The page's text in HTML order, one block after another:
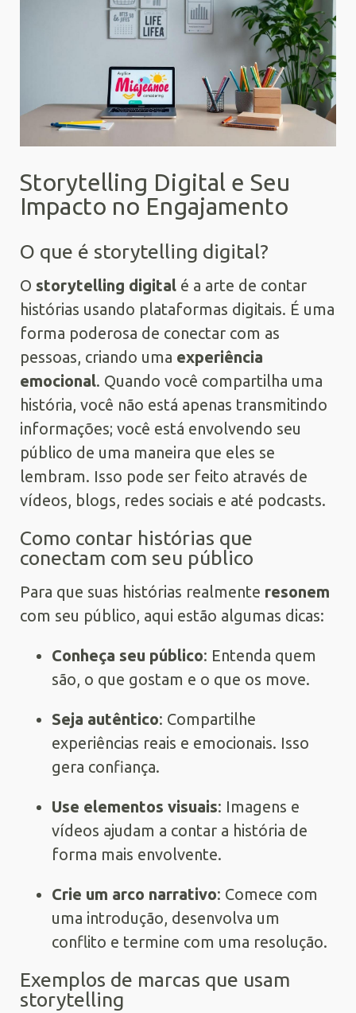
Storytelling Digital e Seu
Impacto no Engajamento
O que é storytelling digital?
O storytelling digital é a arte de contar
histórias usando plataformas digitais. É uma
forma poderosa de conectar com as
pessoas, criando uma experiência
emocional. Quando você compartilha uma
história, você não está apenas transmitindo
informações; você está envolvendo seu
público de uma maneira que eles se
lembram. Isso pode ser feito através de
vídeos, blogs, redes sociais e até podcasts.
Como contar histórias que
conectam com seu público
Para que suas histórias realmente resonem
com seu público, aqui estão algumas dicas:
Conheça seu público: Entenda quem
são, o que gostam e o que os move.
Seja autêntico: Compartilhe
experiências reais e emocionais. Isso
gera confiança.
Use elementos visuais: Imagens e
vídeos ajudam a contar a história de
forma mais envolvente.
Crie um arco narrativo: Comece com
uma introdução, desenvolva um
conflito e termine com uma resolução.
Exemplos de marcas que usam
storytelling